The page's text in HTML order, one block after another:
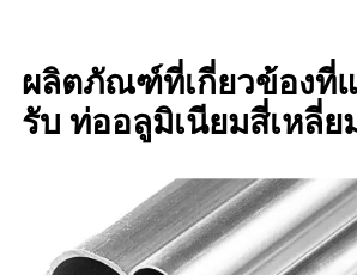
ผลิตภัณฑ์ที่เกี่ยวข้องที่
รับ ท่ออลูมิเนียมสี่เหลี่ย